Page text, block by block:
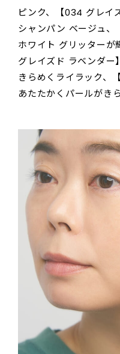
ピンク、【034 グレイ
シャンパン ベージュ
ホワイト グリッター
グレイズド ラベンダー
きらめくライラック、
あたたかくパールがき